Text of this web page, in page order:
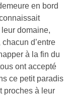
en bord
domaine,
d’entre
à la fin du
ont accepté
ce petit paradis
proches à leur